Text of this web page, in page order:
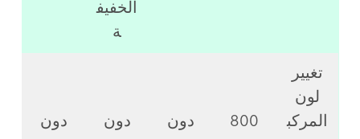
الخفيف
ة
تغيير
لون
المركب
800 دون دون دون